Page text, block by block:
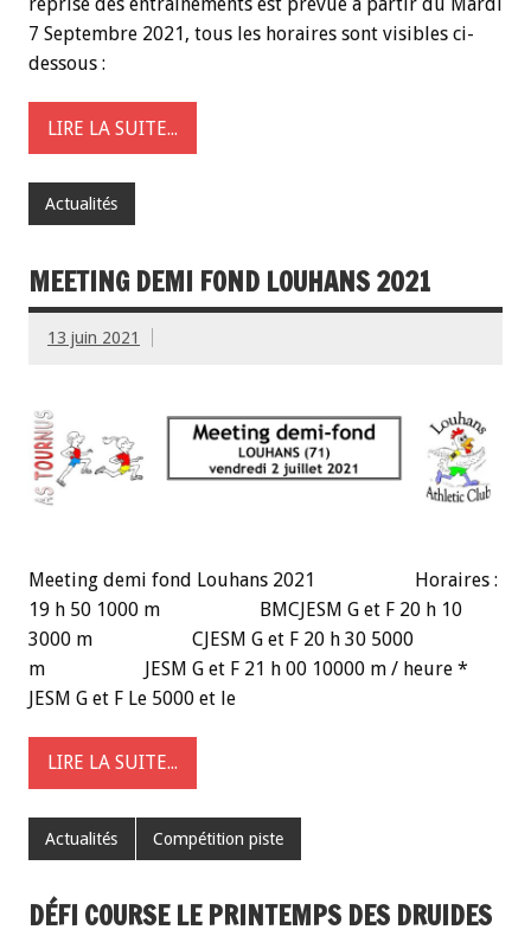
7 Septembre 2021, tous les horaires sont visibles ci-
dessous :
LIRE LA SUITE...
Actualités
MEETING DEMI FOND LOUHANS 2021
13 juin 2021
Meeting demi fond Louhans 2021 Horaires :
19 h 50 1000 m BMCJESM G et F 20 h 10
3000 m CJESM G et F 20 h 30 5000
m JESM G et F 21 h 00 10000 m / heure *
JESM G et F Le 5000 et le
LIRE LA SUITE...
Actualités Compétition piste
DÉFI COURSE LE PRINTEMPS DES DRUIDES